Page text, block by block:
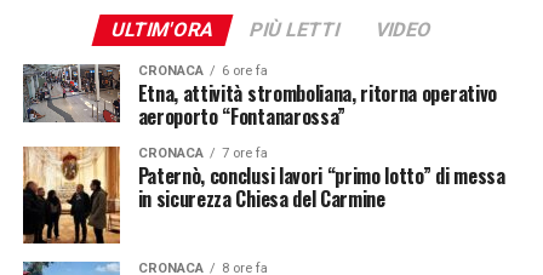
ULTIM'ORA PIÙ LETTI VIDEO
CRONACA 6 ore fa
Etna, attività stromboliana, ritorna operativo
aeroporto “Fontanarossa”
CRONACA 7 ore fa
Paternò, conclusi lavori “primo lotto” di messa
in sicurezza Chiesa del Carmine
CRONACA 8 ore fa